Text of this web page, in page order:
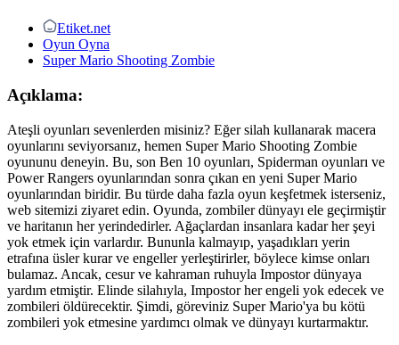
Etiket.net
Oyun Oyna
Super Mario Shooting Zombie
Açıklama:
Ateşli oyunları sevenlerden misiniz? Eğer silah kullanarak macera
oyunlarını seviyorsanız, hemen Super Mario Shooting Zombie
oyununu deneyin. Bu, son Ben 10 oyunları, Spiderman oyunları ve
Power Rangers oyunlarından sonra çıkan en yeni Super Mario
oyunlarından biridir. Bu türde daha fazla oyun keşfetmek isterseniz,
web sitemizi ziyaret edin. Oyunda, zombiler dünyayı ele geçirmiştir
ve haritanın her yerindedirler. Ağaçlardan insanlara kadar her şeyi
yok etmek için varlardır. Bununla kalmayıp, yaşadıkları yerin
etrafına üsler kurar ve engeller yerleştirirler, böylece kimse onları
bulamaz. Ancak, cesur ve kahraman ruhuyla Impostor dünyaya
yardım etmiştir. Elinde silahıyla, Impostor her engeli yok edecek ve
zombileri öldürecektir. Şimdi, göreviniz Super Mario'ya bu kötü
zombileri yok etmesine yardımcı olmak ve dünyayı kurtarmaktır.